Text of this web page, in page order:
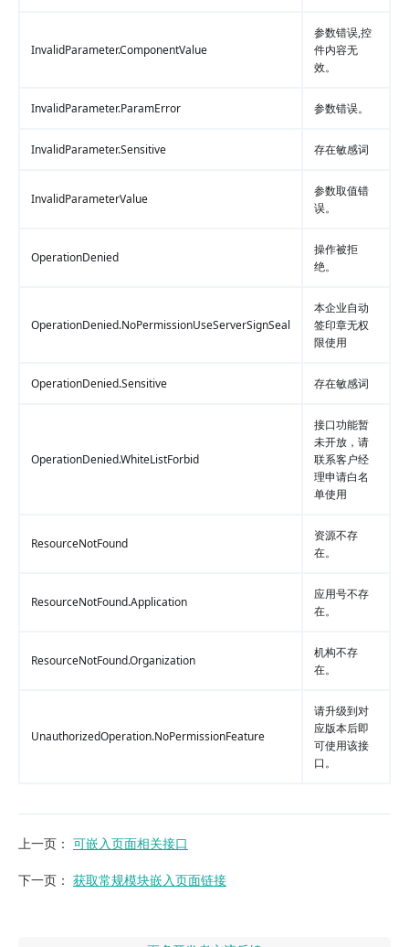
InvalidParameter.ComponentValue
参数错误,控
件内容无
效。
InvalidParameter.ParamError 参数错误。
InvalidParameter.Sensitive 存在敏感词
InvalidParameterValue
参数取值错
误。
OperationDenied
操作被拒
绝。
OperationDenied.NoPermissionUseServerSignSeal
本企业自动
签印章无权
限使用
OperationDenied.Sensitive 存在敏感词
OperationDenied.WhiteListForbid
接口功能暂
未开放，请
联系客户经
理申请白名
单使用
ResourceNotFound
资源不存
在。
ResourceNotFound.Application
应用号不存
在。
ResourceNotFound.Organization
机构不存
在。
UnauthorizedOperation.NoPermissionFeature
请升级到对
应版本后即
可使用该接
口。
上一页 ： 可嵌入页面相关接口
下一页 ： 获取常规模块嵌入页面链接